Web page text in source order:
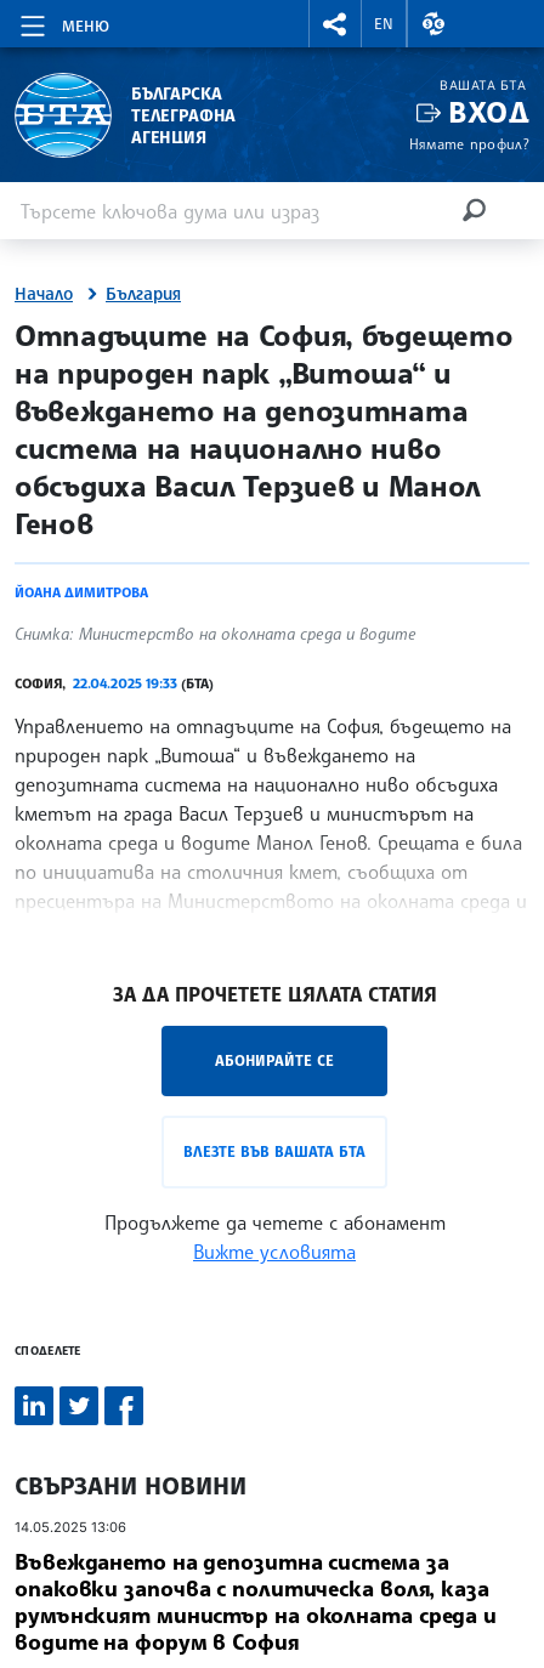
МЕНЮ
RIGHTMENU.SOCIAL
EN
ВАЛУТНИ
БЪЛГАРСКА
ТЕЛЕГРАФНА
АГЕНЦИЯ
ВАШАТА БТА
ВХОД
Нямате профил?
Начало България
site.bta
Отпадъците на София, бъдещето
на природен парк „Витоша“ и
въвеждането на депозитната
система на национално ниво
обсъдиха Васил Терзиев и Манол
Генов
ЙОАНА ДИМИТРОВА
Снимка: Министерство на околната среда и водите
СОФИЯ, 22.04.2025 19:33 (БТА)
Управлението на отпадъците на София, бъдещето на
природен парк „Витоша“ и въвеждането на
депозитната система на национално ниво обсъдиха
кметът на града Васил Терзиев и министърът на
околната среда и водите Манол Генов. Срещата е била
по инициатива на столичния кмет, съобщиха от
пресцентъра на Министерството на околната среда и
ЗА ДА ПРОЧЕТЕТЕ ЦЯЛАТА СТАТИЯ
АБОНИРАЙТЕ СЕ
ВЛЕЗТЕ ВЪВ ВАШАТА БТА
Продължете да четете с абонамент
Вижте условията
СПОДЕЛЕТЕ
СВЪРЗАНИ НОВИНИ
14.05.2025 13:06
Въвеждането на депозитна система за
опаковки започва с политическа воля, каза
румънският министър на околната среда и
водите на форум в София